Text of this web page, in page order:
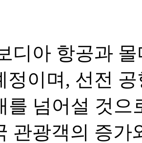
디아 항공과
정이며, 선전
를 넘어설 것
관광객의 증가